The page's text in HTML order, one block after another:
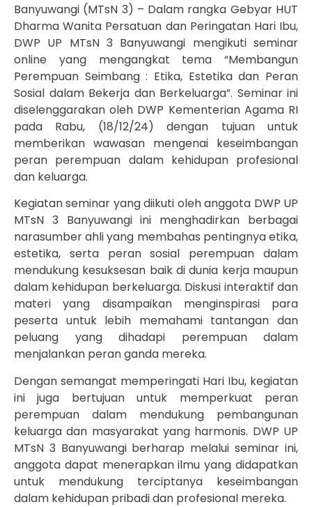
Banyuwangi (MTsN 3) – Dalam rangka Gebyar HUT
Dharma Wanita Persatuan dan Peringatan Hari Ibu,
DWP UP MTsN 3 Banyuwangi mengikuti seminar
online yang mengangkat tema “Membangun
Perempuan Seimbang : Etika, Estetika dan Peran
Sosial dalam Bekerja dan Berkeluarga”. Seminar ini
diselenggarakan oleh DWP Kementerian Agama RI
pada Rabu, (18/12/24) dengan tujuan untuk
memberikan wawasan mengenai keseimbangan
peran perempuan dalam kehidupan profesional
dan keluarga.
Kegiatan seminar yang diikuti oleh anggota DWP UP
MTsN 3 Banyuwangi ini menghadirkan berbagai
narasumber ahli yang membahas pentingnya etika,
estetika, serta peran sosial perempuan dalam
mendukung kesuksesan baik di dunia kerja maupun
dalam kehidupan berkeluarga. Diskusi interaktif dan
materi yang disampaikan menginspirasi para
peserta untuk lebih memahami tantangan dan
peluang yang dihadapi perempuan dalam
menjalankan peran ganda mereka.
Dengan semangat memperingati Hari Ibu, kegiatan
ini juga bertujuan untuk memperkuat peran
perempuan dalam mendukung pembangunan
keluarga dan masyarakat yang harmonis. DWP UP
MTsN 3 Banyuwangi berharap melalui seminar ini,
anggota dapat menerapkan ilmu yang didapatkan
untuk mendukung terciptanya keseimbangan
dalam kehidupan pribadi dan profesional mereka.